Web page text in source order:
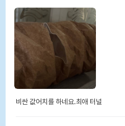
비싼 값어치를 하네요.최애 터널